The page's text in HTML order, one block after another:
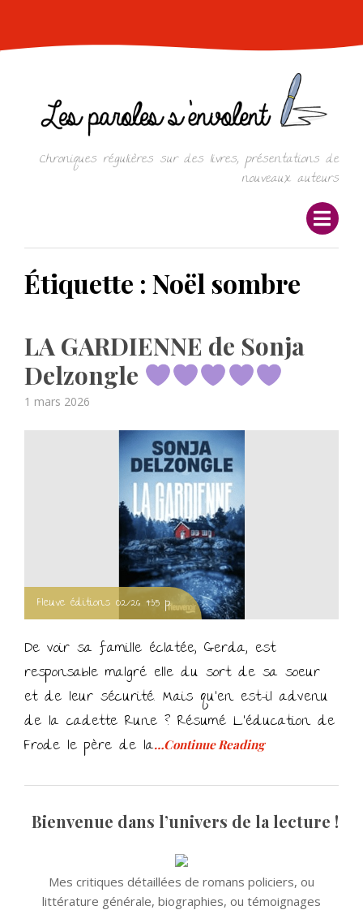
content
Chroniques régulières sur des livres, présentations de
nouveaux auteurs
Étiquette : Noël sombre
LA GARDIENNE de Sonja
Delzongle
Posted
1 mars 2026
Fleuve éditions 02/26 435 p.
De voir sa famille éclatée, Gerda, est
responsable malgré elle du sort de sa soeur
et de leur sécurité. Mais qu’en est-il advenu
de la cadette Rune ? Résumé L’éducation de
Frode le père de la…Continue Reading
Bienvenue dans l’univers de la lecture !
Mes critiques détaillées de romans policiers, ou
littérature générale, biographies, ou témoignages